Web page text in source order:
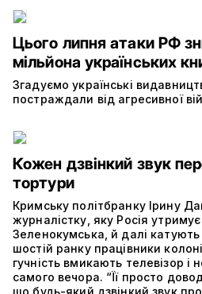
Цього липня атаки РФ
мільйона українських
Згадуємо українські
постраждали від агресивної
Кожен дзвінкий звук
тортури
Кримську політбранку Ірину
журналістку, яку Росія утримує
Зеленокумська, й далі
шостій ранку працівники
гучність вмикають телевізор
самого вечора. “Її просто
що будь-який дзвінкий звук